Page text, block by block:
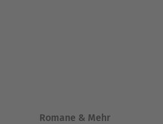
Romane & Mehr